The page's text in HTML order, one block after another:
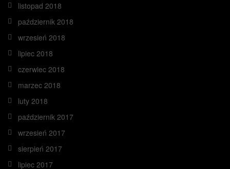
listopad 2018
październik 2018
wrzesień 2018
lipiec 2018
czerwiec 2018
marzec 2018
luty 2018
październik 2017
wrzesień 2017
sierpień 2017
lipiec 2017